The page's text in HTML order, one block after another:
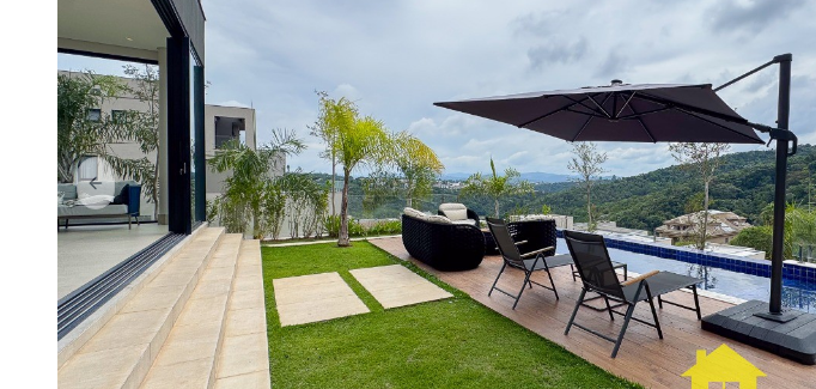
Previous slide